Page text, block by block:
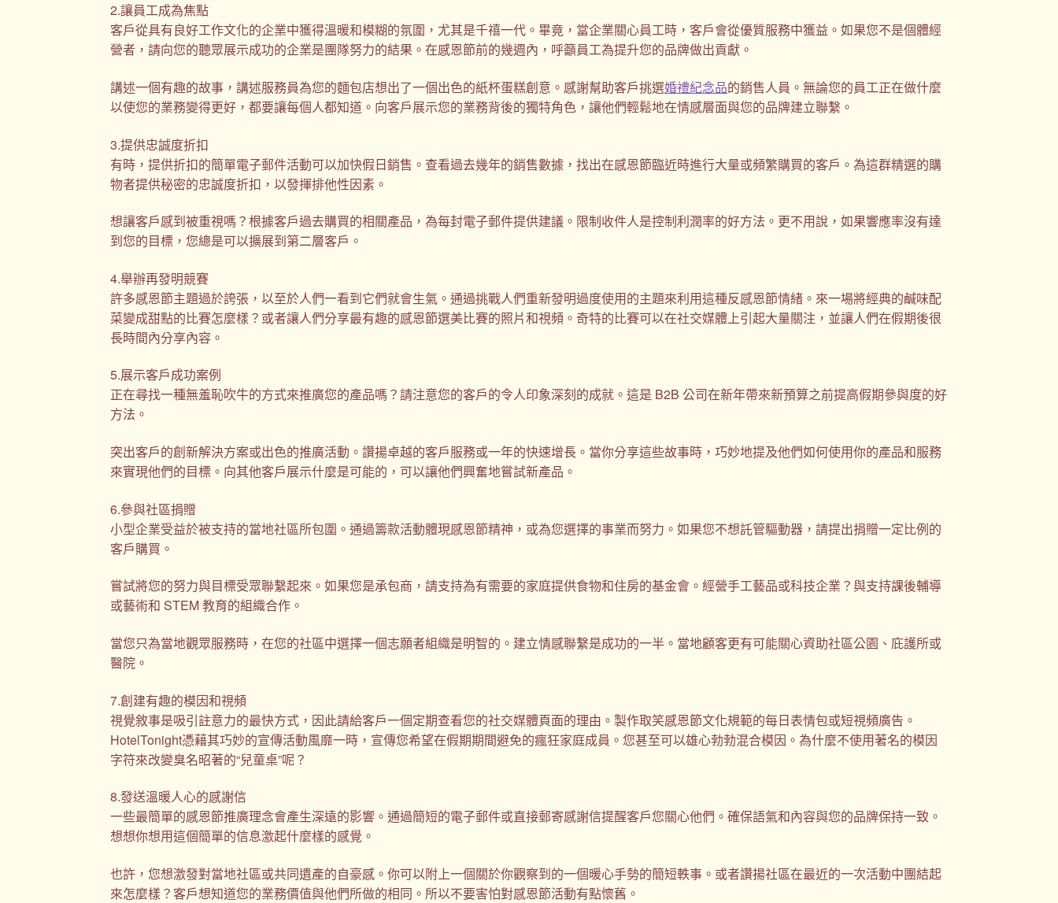
2.讓員工成為焦點
客戶從具有良好工作文化的企業中獲得溫暖和模糊的氛圍，尤其是千禧一代。畢竟，當企業關心員工時，客戶會從優質服務中獲益。如果您不是個體經
營者，請向您的聽眾展示成功的企業是團隊努力的結果。在感恩節前的幾週內，呼籲員工為提升您的品牌做出貢獻。
講述一個有趣的故事，講述服務員為您的麵包店想出了一個出色的紙杯蛋糕創意。感謝幫助客戶挑選婚禮紀念品的銷售人員。無論您的員工正在做什麼
以使您的業務變得更好，都要讓每個人都知道。向客戶展示您的業務背後的獨特角色，讓他們輕鬆地在情感層面與您的品牌建立聯繫。
3.提供忠誠度折扣
有時，提供折扣的簡單電子郵件活動可以加快假日銷售。查看過去幾年的銷售數據，找出在感恩節臨近時進行大量或頻繁購買的客戶。為這群精選的購
物者提供秘密的忠誠度折扣，以發揮排他性因素。
想讓客戶感到被重視嗎？根據客戶過去購買的相關產品，為每封電子郵件提供建議。限制收件人是控制利潤率的好方法。更不用說，如果響應率沒有達
到您的目標，您總是可以擴展到第二層客戶。
4.舉辦再發明競賽
許多感恩節主題過於誇張，以至於人們一看到它們就會生氣。通過挑戰人們重新發明過度使用的主題來利用這種反感恩節情緒。來一場將經典的鹹味配
菜變成甜點的比賽怎麼樣？或者讓人們分享最有趣的感恩節選美比賽的照片和視頻。奇特的比賽可以在社交媒體上引起大量關注，並讓人們在假期後很
長時間內分享內容。
5.展示客戶成功案例
正在尋找一種無羞恥吹牛的方式來推廣您的產品嗎？請注意您的客戶的令人印象深刻的成就。這是 B2B 公司在新年帶來新預算之前提高假期參與度的好
方法。
突出客戶的創新解決方案或出色的推廣活動。讚揚卓越的客戶服務或一年的快速增長。當你分享這些故事時，巧妙地提及他們如何使用你的產品和服務
來實現他們的目標。向其他客戶展示什麼是可能的，可以讓他們興奮地嘗試新產品。
6.參與社區捐贈
小型企業受益於被支持的當地社區所包圍。通過籌款活動體現感恩節精神，或為您選擇的事業而努力。如果您不想託管驅動器，請提出捐贈一定比例的
客戶購買。
嘗試將您的努力與目標受眾聯繫起來。如果您是承包商，請支持為有需要的家庭提供食物和住房的基金會。經營手工藝品或科技企業？與支持課後輔導
或藝術和 STEM 教育的組織合作。
當您只為當地觀眾服務時，在您的社區中選擇一個志願者組織是明智的。建立情感聯繫是成功的一半。當地顧客更有可能關心資助社區公園、庇護所或
醫院。
7.創建有趣的模因和視頻
視覺敘事是吸引註意力的最快方式，因此請給客戶一個定期查看您的社交媒體頁面的理由。製作取笑感恩節文化規範的每日表情包或短視頻廣告。
HotelTonight憑藉其巧妙的宣傳活動風靡一時，宣傳您希望在假期期間避免的瘋狂家庭成員。您甚至可以雄心勃勃混合模因。為什麼不使用著名的模因
字符來改變臭名昭著的“兒童桌”呢？
8.發送溫暖人心的感謝信
一些最簡單的感恩節推廣理念會產生深遠的影響。通過簡短的電子郵件或直接郵寄感謝信提醒客戶您關心他們。確保語氣和內容與您的品牌保持一致。
想想你想用這個簡單的信息激起什麼樣的感覺。
也許，您想激發對當地社區或共同遺產的自豪感。你可以附上一個關於你觀察到的一個暖心手勢的簡短軼事。或者讚揚社區在最近的一次活動中團結起
來怎麼樣？客戶想知道您的業務價值與他們所做的相同。所以不要害怕對感恩節活動有點懷舊。